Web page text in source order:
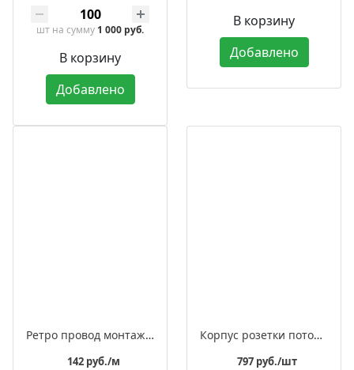
шт на сумму 1 000 руб.
В корзину
Добавлено
В корзину
Добавлено
Ретро провод монтажный витой в оплетке из полиэфирной нити, серия "МезонинЪ"
142 руб./м
Корпус розетки потолочной для подвеса светильника, фарфоровый, D65x45,5, серия «Аврора»
797 руб./шт